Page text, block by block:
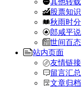
股票知识
秋雨时分
郎咸平说
世间百态
站内页面
友情链接
留言汇总
文章归档